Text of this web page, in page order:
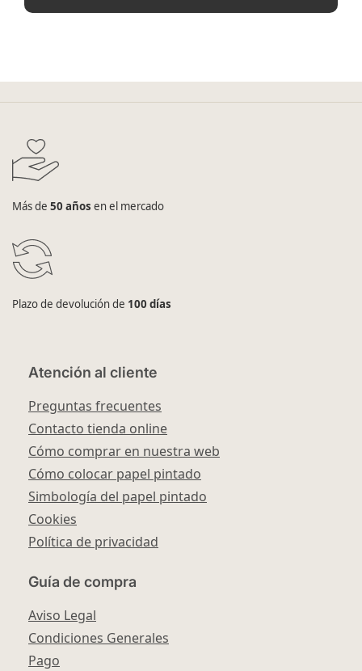
Más de 50 años en el mercado
Plazo de devolución de 100 días
Atención al cliente
Preguntas frecuentes
Contacto tienda online
Cómo comprar en nuestra web
Cómo colocar papel pintado
Simbología del papel pintado
Cookies
Política de privacidad
Guía de compra
Aviso Legal
Condiciones Generales
Pago